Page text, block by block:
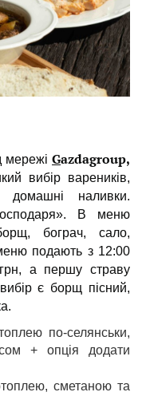
мережі Gazdagroup,
вибір вареників,
домашні наливки.
В меню
бограч, сало,
подають з 12:00
а першу страву
є борщ пісний,
по-селянськи,
+ опція додати
сметаною та